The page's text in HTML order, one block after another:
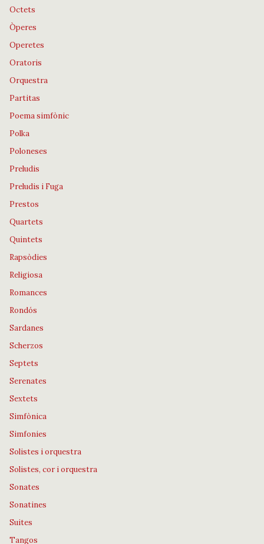
Octets
Òperes
Operetes
Oratoris
Orquestra
Partitas
Poema simfònic
Polka
Poloneses
Preludis
Preludis i Fuga
Prestos
Quartets
Quintets
Rapsòdies
Religiosa
Romances
Rondós
Sardanes
Scherzos
Septets
Serenates
Sextets
Simfònica
Simfonies
Solistes i orquestra
Solistes, cor i orquestra
Sonates
Sonatines
Suites
Tangos